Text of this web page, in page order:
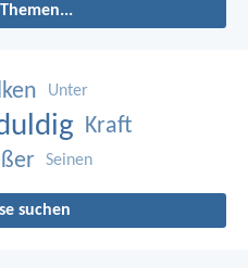
Unter
Kraft
Seinen
suchen